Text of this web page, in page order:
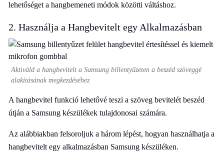
lehetőséget a hangbemeneti módok közötti váltáshoz.
2. Használja a Hangbevitelt egy Alkalmazásban
Aktiváld a hangbevitelt a Samsung billentyűzeten a beszéd szöveggé
alakításának megkezdéséhez
A hangbevitel funkció lehetővé teszi a szöveg bevitelét beszéd
útján a Samsung készülékek tulajdonosai számára.
Az alábbiakban felsoroljuk a három lépést, hogyan használhatja a
hangbevitelt egy alkalmazásban Samsung készüléken.